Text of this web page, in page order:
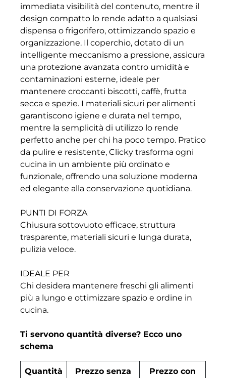
immediata visibilità del contenuto, mentre il
design compatto lo rende adatto a qualsiasi
dispensa o frigorifero, ottimizzando spazio e
organizzazione. Il coperchio, dotato di un
intelligente meccanismo a pressione, assicura
una protezione avanzata contro umidità e
contaminazioni esterne, ideale per
mantenere croccanti biscotti, caffè, frutta
secca e spezie. I materiali sicuri per alimenti
garantiscono igiene e durata nel tempo,
mentre la semplicità di utilizzo lo rende
perfetto anche per chi ha poco tempo. Pratico
da pulire e resistente, Clicky trasforma ogni
cucina in un ambiente più ordinato e
funzionale, offrendo una soluzione moderna
ed elegante alla conservazione quotidiana.
PUNTI DI FORZA
Chiusura sottovuoto efficace, struttura
trasparente, materiali sicuri e lunga durata,
pulizia veloce.
IDEALE PER
Chi desidera mantenere freschi gli alimenti
più a lungo e ottimizzare spazio e ordine in
cucina.
Ti servono quantità diverse? Ecco uno
schema
Quantità
Prezzo senza
Prezzo con